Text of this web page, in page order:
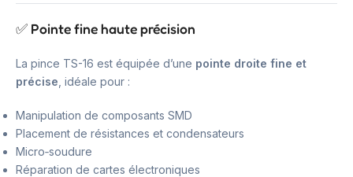
✅ Pointe fine haute précision
La pince TS-16 est équipée d’une pointe droite fine et
précise , idéale pour :
Manipulation de composants SMD
Placement de résistances et condensateurs
Micro‑soudure
Réparation de cartes électroniques